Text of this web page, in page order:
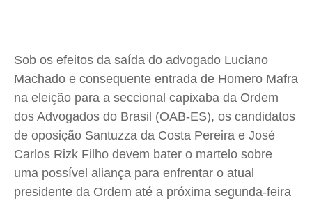
Cultura
Caetano Roque
Gustavo Bastos
Jr Mignone (in memorian)
Wanda Sily
Cultura
Caetano Roque
Gustavo Bastos
Jr Mignone (in memorian)
Wanda Sily
Cultura
Caetano Roque
Gustavo Bastos
Jr Mignone (in memorian)
Wanda Sily
Cultura
Caetano Roque
Gustavo Bastos
Jr Mignone (in memorian)
Wanda Sily
Sob os efeitos da saída do advogado Luciano
Machado e consequente entrada de Homero Mafra
na eleição para a seccional capixaba da Ordem
dos Advogados do Brasil (OAB-ES), os candidatos
de oposição Santuzza da Costa Pereira e José
Carlos Rizk Filho devem bater o martelo sobre
uma possível aliança para enfrentar o atual
presidente da Ordem até a próxima segunda-feira